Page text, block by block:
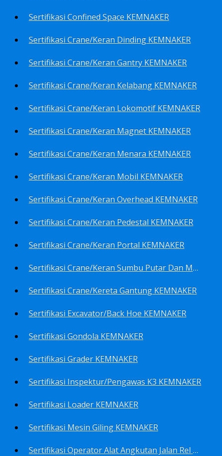
Sertifikasi Confined Space KEMNAKER
Sertifikasi Crane/Keran Dinding KEMNAKER
Sertifikasi Crane/Keran Gantry KEMNAKER
Sertifikasi Crane/Keran Kelabang KEMNAKER
Sertifikasi Crane/Keran Lokomotif KEMNAKER
Sertifikasi Crane/Keran Magnet KEMNAKER
Sertifikasi Crane/Keran Menara KEMNAKER
Sertifikasi Crane/Keran Mobil KEMNAKER
Sertifikasi Crane/Keran Overhead KEMNAKER
Sertifikasi Crane/Keran Pedestal KEMNAKER
Sertifikasi Crane/Keran Portal KEMNAKER
Sertifikasi Crane/Keran Sumbu Putar Dan Mesin Pancang KEMNAKER
Sertifikasi Crane/Kereta Gantung KEMNAKER
Sertifikasi Excavator/Back Hoe KEMNAKER
Sertifikasi Gondola KEMNAKER
Sertifikasi Grader KEMNAKER
Sertifikasi Inspektur/Pengawas K3 KEMNAKER
Sertifikasi Loader KEMNAKER
Sertifikasi Mesin Giling KEMNAKER
Sertifikasi Operator Alat Angkutan Jalan Rel Meliputi Operator Lokomotif Dan Lori KEMNAKER